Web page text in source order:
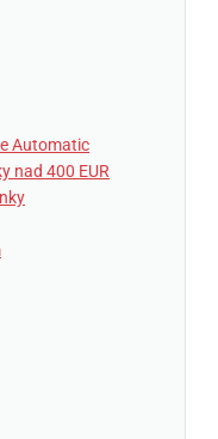
Automatic
nad 400 EUR